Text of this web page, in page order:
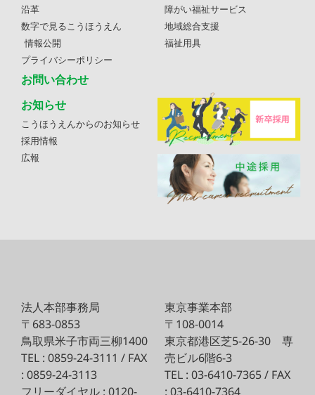
沿革
数字で見るこうほうえん
情報公開
プライバシーポリシー
お問い合わせ
障がい福祉サービス
地域総合支援
福祉用具
お知らせ
こうほうえんからのお知らせ
採用情報
広報
法人本部事務局
〒683-0853
鳥取県米子市両三柳1400
TEL : 0859-24-3111 / FAX
: 0859-24-3113
フリーダイヤル : 0120-
東京事業本部
〒108-0014
東京都港区芝5-26-30 専
売ビル6階6-3
TEL : 03-6410-7365 / FAX
: 03-6410-7364